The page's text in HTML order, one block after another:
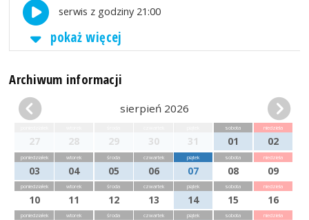
serwis z godziny 21:00
pokaż więcej
Archiwum informacji
sierpień 2026
27 28 29 30 31
sobota
01
niedziela
02
poniedziałek
03
wtorek
04
środa
05
czwartek
06
piątek
07
sobota
08
niedziela
09
poniedziałek
10
wtorek
11
środa
12
czwartek
13
piątek
14
sobota
15
niedziela
16
poniedziałek wtorek środa czwartek piątek sobota niedziela